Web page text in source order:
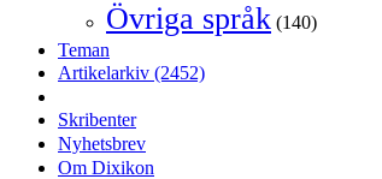
Övriga språk (140)
Teman
Artikelarkiv (2452)
Skribenter
Nyhetsbrev
Om Dixikon